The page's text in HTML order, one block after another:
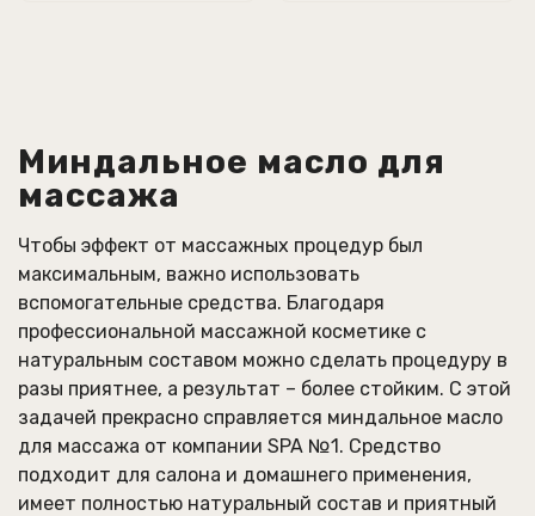
Миндальное масло для
массажа
Чтобы эффект от массажных процедур был
максимальным, важно использовать
вспомогательные средства. Благодаря
профессиональной массажной косметике с
натуральным составом можно сделать процедуру в
разы приятнее, а результат – более стойким. С этой
задачей прекрасно справляется миндальное масло
для массажа от компании SPA №1. Средство
подходит для салона и домашнего применения,
имеет полностью натуральный состав и приятный